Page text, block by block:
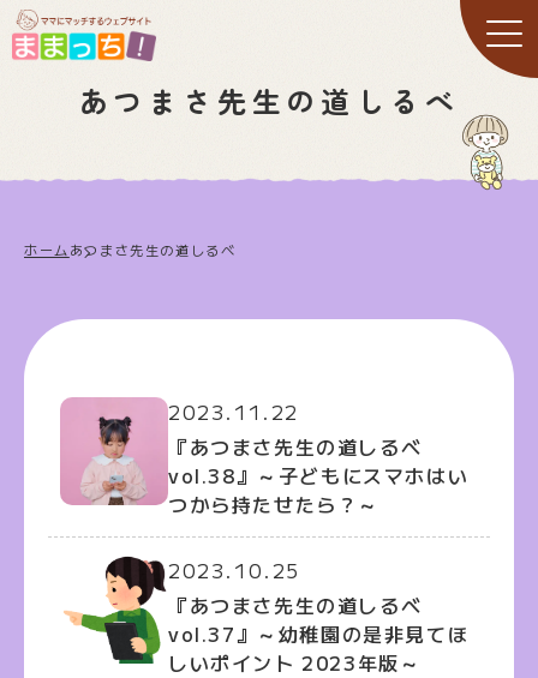
あつまさ先生の道しるべ
ホーム あつまさ先生の道しるべ
2023.11.22
『あつまさ先生の道しるべ
vol.38』～子どもにスマホはい
つから持たせたら？～
2023.10.25
『あつまさ先生の道しるべ
vol.37』～幼稚園の是非見てほ
しいポイント 2023年版～